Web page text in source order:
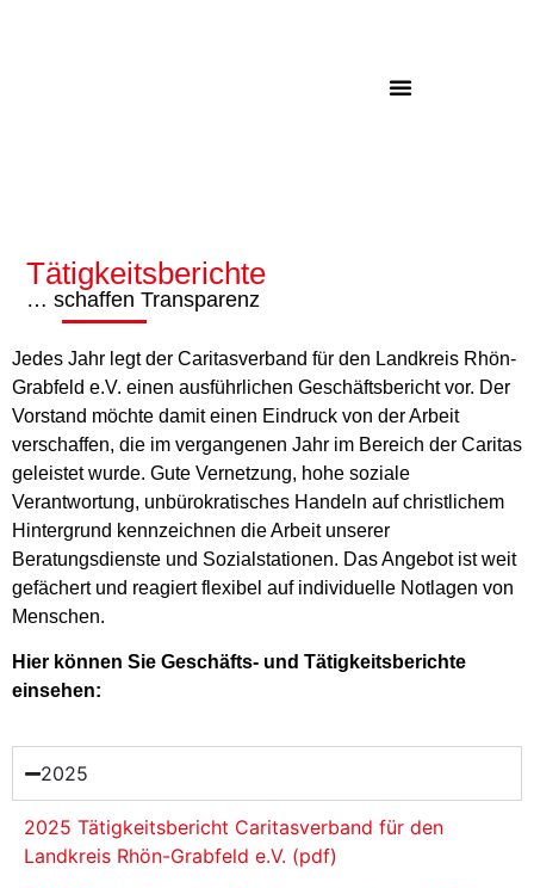
Tätigkeitsberichte
… schaffen Transparenz
Jedes Jahr legt der Caritasverband für den Landkreis Rhön-
Grabfeld e.V. einen ausführlichen Geschäftsbericht vor. Der
Vorstand möchte damit einen Eindruck von der Arbeit
verschaffen, die im vergangenen Jahr im Bereich der Caritas
geleistet wurde. Gute Vernetzung, hohe soziale
Verantwortung, unbürokratisches Handeln auf christlichem
Hintergrund kennzeichnen die Arbeit unserer
Beratungsdienste und Sozialstationen. Das Angebot ist weit
gefächert und reagiert flexibel auf individuelle Notlagen von
Menschen.
Hier können Sie Geschäfts- und Tätigkeitsberichte
einsehen:
2025
2025 Tätigkeitsbericht Caritasverband für den
Landkreis Rhön-Grabfeld e.V. (pdf)